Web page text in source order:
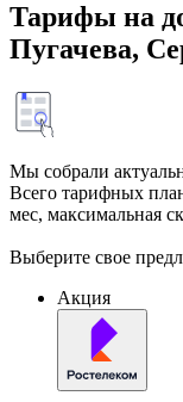
Тарифы на
Пугачева,
Мы собрали
Всего тарифных
мес, максимальная
Выберите свое
Акция